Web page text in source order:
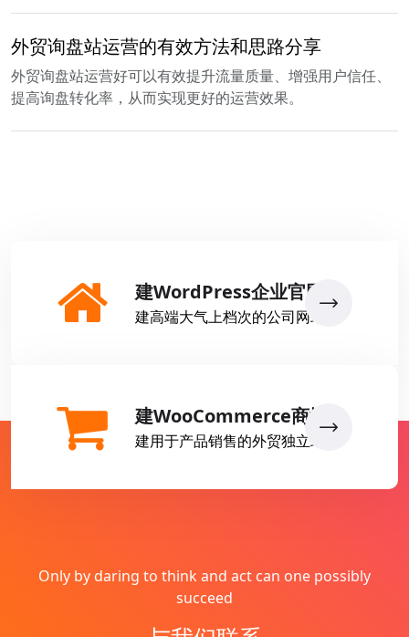
外贸询盘站运营的有效方法和思路分享
外贸询盘站运营好可以有效提升流量质量、增强用户信任、
提高询盘转化率，从而实现更好的运营效果。
建WordPress企业官网
建高端大气上档次的公司网站
建WooCommerce商城
建用于产品销售的外贸独立站
Only by daring to think and act can one possibly
succeed